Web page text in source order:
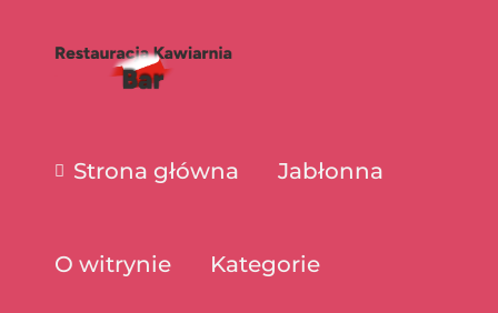
Strona główna Jabłonna
O witrynie Kategorie